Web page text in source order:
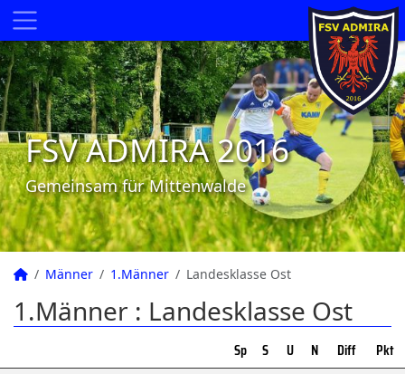
FSV ADMIRA 2016
Gemeinsam für Mittenwalde
Männer 1.Männer Landesklasse Ost
1.Männer : Landesklasse Ost
Sp S U N Diff
Pkt